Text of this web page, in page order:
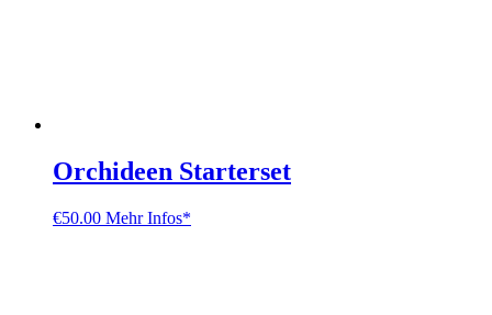
Orchideen Starterset
€50.00 Mehr Infos*